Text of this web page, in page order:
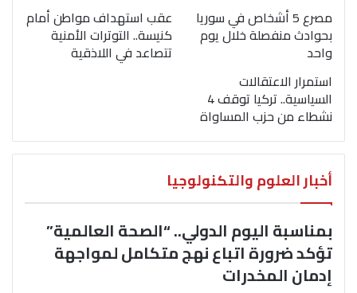
لمواجهة إدمان المخدرات
مصرع 5 أشخاص في سوريا
بحوادث منفصلة خلال يوم
واحد
عقب استهداف مواطن أمام
كنيسة.. التوترات الأمنية
تتصاعد في اللاذقية
استمرار الاعتقالات
السياسية.. تركيا توقف 4
نشطاء من حزب المساواة
أخبار العلوم والتكنولوجيا
بمناسبة اليوم الدولي.. “الصحة العالمية”
تؤكد ضرورة اتباع نهج متكامل لمواجهة
إدمان المخدرات